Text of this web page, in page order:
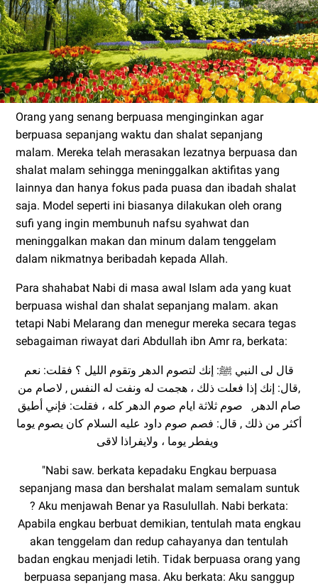
Orang yang senang berpuasa menginginkan agar
berpuasa sepanjang waktu dan shalat sepanjang
malam. Mereka telah merasakan lezatnya berpuasa dan
shalat malam sehingga meninggalkan aktifitas yang
lainnya dan hanya fokus pada puasa dan ibadah shalat
saja. Model seperti ini biasanya dilakukan oleh orang
sufi yang ingin membunuh nafsu syahwat dan
meninggalkan makan dan minum dalam tenggelam
dalam nikmatnya beribadah kepada Allah.
Para shahabat Nabi di masa awal Islam ada yang kuat
berpuasa wishal dan shalat sepanjang malam. akan
tetapi Nabi Melarang dan menegur mereka secara tegas
sebagaiman riwayat dari Abdullah ibn Amr ra, berkata:
قال لى النبي ﷺ: إنك لتصوم الدهر وتقوم الليل ؟ فقلت: نعم
,قال: إنك إذا فعلت ذلك ، هجمت له ونفت له النفس , لاصام من
صام الدهر, صوم ثلاثة ايام صوم الدهر كله ، فقلت: فإني أطيق
أكثر من ذلك , قال: فصم صوم داود علیه السلام كان يصوم يوما
"Nabi saw. berkata kepadaku Engkau berpuasa
sepanjang masa dan bershalat malam semalam suntuk
? Aku menjawah Benar ya Rasulullah. Nabi berkata:
Apabila engkau berbuat demikian, tentulah mata engkau
akan tenggelam dan redup cahayanya dan tentulah
badan engkau menjadi letih. Tidak berpuasa orang yang
berpuasa sepanjang masa. Aku berkata: Aku sanggup